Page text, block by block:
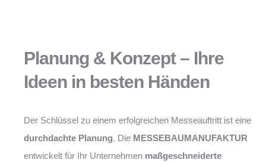
Planung & Konzept – Ihre
Ideen in besten Händen
Der Schlüssel zu einem erfolgreichen Messeauftritt ist eine
durchdachte Planung. Die MESSEBAUMANUFAKTUR
entwickelt für Ihr Unternehmen maßgeschneiderte